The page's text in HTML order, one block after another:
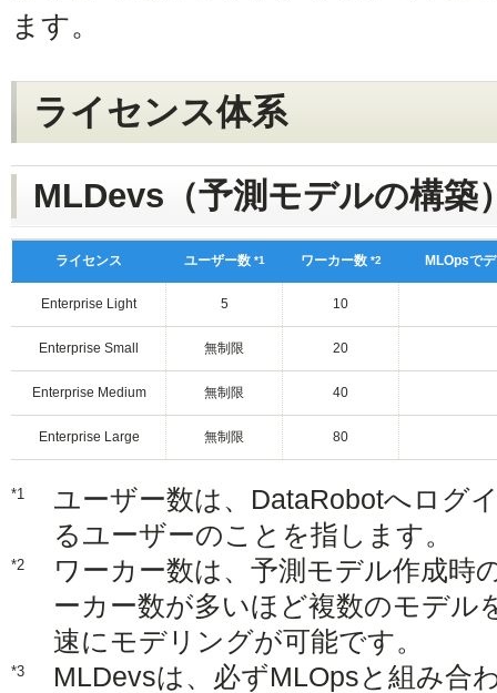
ます。
ライセンス体系
MLDevs（予測モデルの構築
ライセンス ユーザー数 *1 ワーカー数*2 MLOpsで
Enterprise Light 5 10
Enterprise Small 無制限 20
Enterprise Medium 無制限 40
Enterprise Large 無制限 80
*1
ユーザー数は、DataRobotへログ
るユーザーのことを指します。
*2
ワーカー数は、予測モデル作成時
ーカー数が多いほど複数のモデル
速にモデリングが可能です。
*3
MLDevsは、必ずMLOpsと組み合